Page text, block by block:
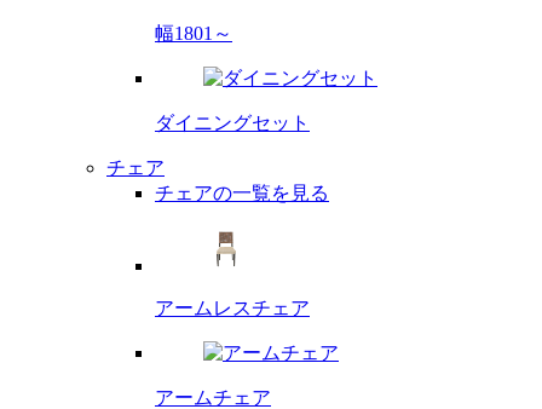
幅1801～
ダイニングセット
チェア
チェアの一覧を見る
アームレスチェア
アームチェア